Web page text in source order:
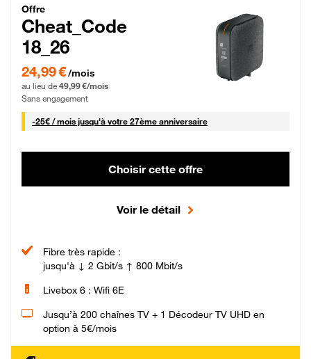
Cheat_Code Fibre_18_26
Offre
Cheat_Code
18_26
24,99 € par mois pendant 0 mois puis 49,99 € par mois, Sans engagement
24,99 €/mois
au lieu de 49,99 €/mois
Sans engagement
-25€ / mois25 € par mois
jusqu'à votre 27ème anniversaire
Choisir cette offre
Voir le détail
Fibre très rapide :
jusqu'à ↓ 2 Gbit/s ↑ 800 Mbit/s
Livebox 6 : Wifi 6E
Jusqu’à 200 chaînes TV + 1 Décodeur TV UHD en
option à 5€/mois